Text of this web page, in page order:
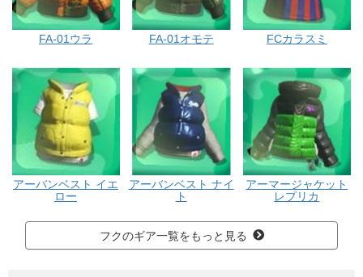
FA-01ウラ FA-01オモテ FCカラスミ
アーバンベスト イエ
ロー
アーバンベスト ナイ
ト
アーマージャケット
レプリカ
フクのギア一覧をもっと見る